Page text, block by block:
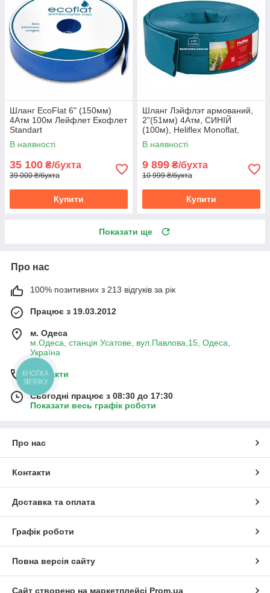
Шланг EcoFlat 6" (150мм)
4Атм 100м Лейфлет Екофлет
Standart
В наявності
35 100 ₴/бухта
39 000 ₴/бухта
Купити
Шланг Лэйфлэт армований,
2"(51мм) 4Атм, СИНІЙ
(100м), Heliflex Monoflat,
Португалія
В наявності
9 899 ₴/бухта
10 999 ₴/бухта
Купити
Показати ще
Про нас
100% позитивних з 213 відгуків за рік
Працює з 19.03.2012
м. Одеса
м.Одеса, станція Усатове, вул.Павлова,15, Одеса,
Україна
Контакти
Сьогодні працює з 08:30 до 17:30
Показати весь графік роботи
Про нас
Контакти
Доставка та оплата
Графік роботи
Повна версія сайту
Сайт створено на маркетплейсі Prom.ua
КНОПКА
ЗВ'ЯЗКУ